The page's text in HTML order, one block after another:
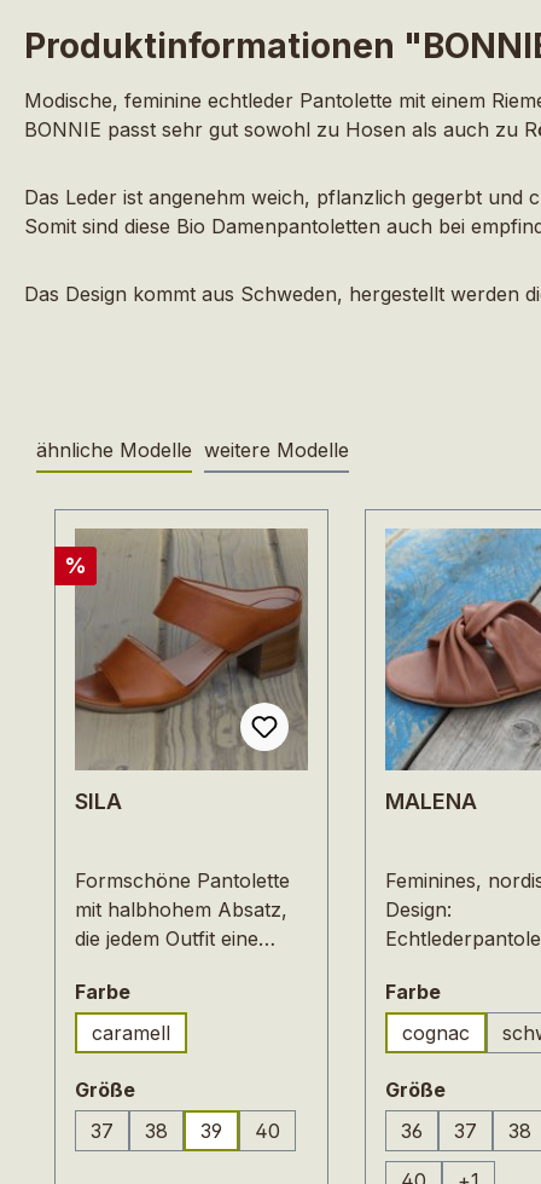
Produktinformationen
Modische, feminine echtleder Pantolette mit einem
BONNIE passt sehr gut sowohl zu Hosen als auch zu
Das Leder ist angenehm weich, pflanzlich gegerbt und
Somit sind diese Bio Damenpantoletten auch bei
Das Design kommt aus Schweden, hergestellt werden
ähnliche Modelle weitere Modelle
Rabatt
%
SILA
Formschöne Pantolette
mit halbhohem Absatz,
die jedem Outfit eine
Das Oberleder ist ein
geschmeidiges
Nappaleder in einem
warmen hellen
Braunton. Durch die
vegetabile Gerbung und
Farbeauswählen
caramell
Größeauswählen
37
38 39 40
MALENA
Feminines,
Design:
aus weichem,
gegerbten
dem
Ten Points.Der
offen angenehm
und bequem. Die
gepolsterte
Farbeauswählen
cognac
Größeauswählen
36
37
(Diese
38